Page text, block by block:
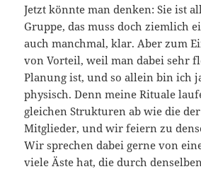
Jetzt könnte man denken: Sie ist
Gruppe, das muss doch ziemlich
auch manchmal, klar. Aber zum
von Vorteil, weil man dabei sehr
Planung ist, und so allein bin ich
physisch. Denn meine Rituale
gleichen Strukturen ab wie die
Mitglieder, und wir feiern zu
Wir sprechen dabei gerne von
viele Äste hat, die durch